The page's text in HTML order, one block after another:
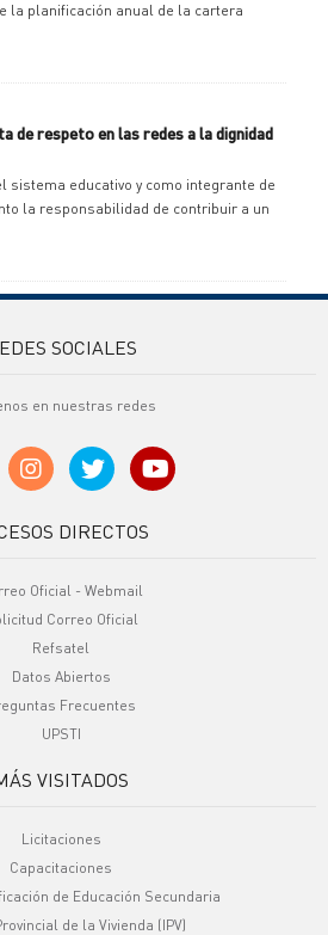
la planificación anual de la cartera
de respeto en las redes a la dignidad
sistema educativo y como integrante de
la responsabilidad de contribuir a un
SOCIALES
en nuestras redes
DIRECTOS
Oficial - Webmail
Correo Oficial
Refsatel
Datos Abiertos
Frecuentes
UPSTI
VISITADOS
Licitaciones
Capacitaciones
de Educación Secundaria
de la Vivienda (IPV)